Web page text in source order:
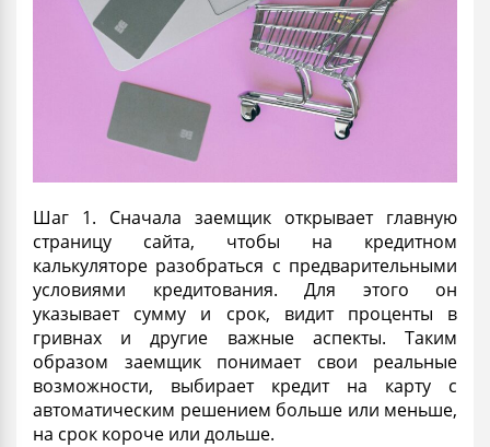
Шаг 1. Сначала заемщик открывает главную
страницу сайта, чтобы на кредитном
калькуляторе разобраться с предварительными
условиями кредитования. Для этого он
указывает сумму и срок, видит проценты в
гривнах и другие важные аспекты. Таким
образом заемщик понимает свои реальные
возможности, выбирает кредит на карту с
автоматическим решением больше или меньше,
на срок короче или дольше.